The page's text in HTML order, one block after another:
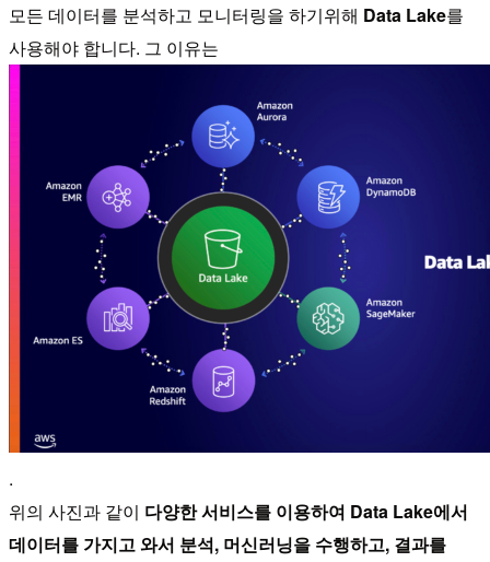
모든 데이터를 분석하고 모니터링을 하기위해 Data Lake를
사용해야 합니다. 그 이유는
.
위의 사진과 같이 다양한 서비스를 이용하여 Data Lake에서
데이터를 가지고 와서 분석, 머신러닝을 수행하고, 결과를